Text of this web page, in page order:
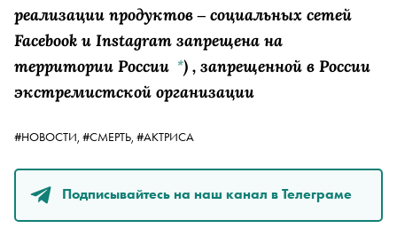
реализации продуктов ‒ социальных сетей
Facebook и Instagram запрещена на
территории России *) , запрещенной в России
экстремистской организации
#НОВОСТИ, #СМЕРТЬ, #АКТРИСА
Подписывайтесь на наш канал в Телеграме